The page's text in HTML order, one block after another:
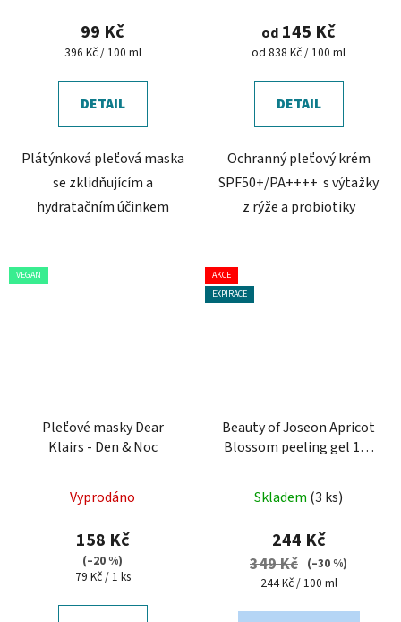
99 Kč
Měrná
396 Kč / 100 ml
DETAIL
Plátýnková pleťová maska
se zklidňujícím a
hydratačním účinkem
od 145 Kč
Měrná
od 838 Kč / 100 ml
DETAIL
Ochranný pleťový krém
SPF50+/PA++++ s výtažky
z rýže a probiotiky
VEGAN
Pleťové masky Dear
Klairs - Den & Noc
Vyprodáno
158 Kč
(–20 %)
Měrná
79 Kč / 1 ks
AKCE
EXPIRACE
Beauty of Joseon Apricot
Blossom peeling gel 100
Skladem (3 ks)
244 Kč
349 Kč (–30 %)
Měrná
244 Kč / 100 ml